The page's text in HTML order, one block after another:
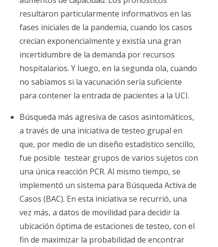
resultaron particularmente informativos en las
fases iniciales de la pandemia, cuando los casos
crecían exponencialmente y existía una gran
incertidumbre de la demanda por recursos
hospitalarios. Y luego, en la segunda ola, cuando
no sabíamos si la vacunación sería suficiente
para contener la entrada de pacientes a la UCI.
Búsqueda más agresiva de casos asintomáticos,
a través de una iniciativa de testeo grupal en
que, por medio de un diseño estadístico sencillo,
fue posible testear grupos de varios sujetos con
una única reacción PCR. Al mismo tiempo, se
implementó un sistema para Búsqueda Activa de
Casos (BAC). En esta iniciativa se recurrió, una
vez más, a datos de movilidad para decidir la
ubicación óptima de estaciones de testeo, con el
fin de maximizar la probabilidad de encontrar